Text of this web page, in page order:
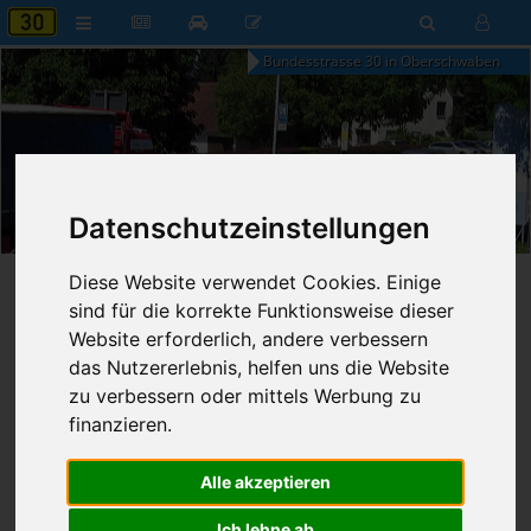
Datenschutzeinstellungen
Diese Website verwendet Cookies. Einige
sind für die korrekte Funktionsweise dieser
Website erforderlich, andere verbessern
das Nutzererlebnis, helfen uns die Website
zu verbessern oder mittels Werbung zu
finanzieren.
Alle akzeptieren
Bundesstrasse 30 in Oberschwaben
Samstag, 8. August 2026
Startseite»B30 aktuell »Nachrichten
Nachrichten
Erweiterte Suche
58Ergebnisse zur Suche nachTicket